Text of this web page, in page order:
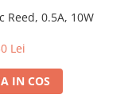
Reed, 0.5A, 10W
Lei
IN COS